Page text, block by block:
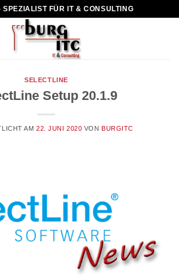
SPEZIALIST FÜR IT & CONSULTING
SELECTLINE
Setup 20.1.9
AM22. JUNI 2020 VONBURGITC